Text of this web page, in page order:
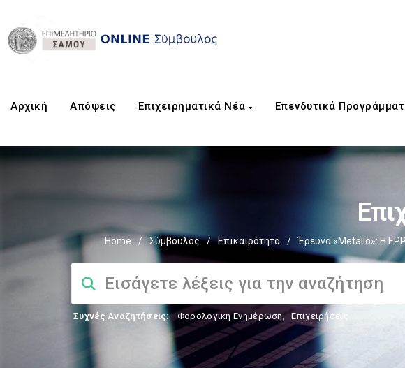
Αρχική Aπόψεις Επιχειρηματικά Νέα Επενδυτικά
Home / Σύμβουλος / Επικαιρότητα / Έρευνα «Metallo»: Η
Συχνές Αναζητήσεις: Φορολογικη Ενημέρωση, Επιχειρήσεις